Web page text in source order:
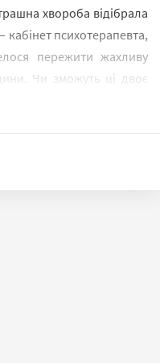
хвороба відібрала
кабінет психотерапевта,
пережити жахливу
Чи зможуть ці двоє
до самої смерті